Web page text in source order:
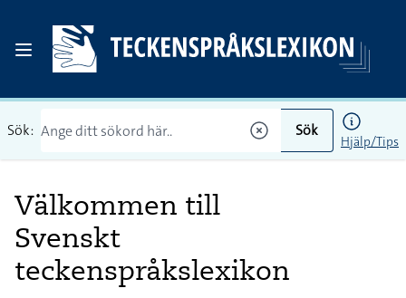
Sök: Sök
Hjälp/Tips
Välkommen till
Svenskt
teckenspråkslexikon